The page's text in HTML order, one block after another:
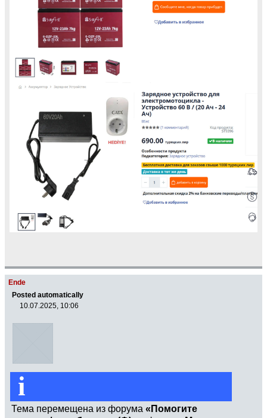
Ende
Posted automatically
10.07.2025, 10:06
i
Тема перемещена из форума «Помогите